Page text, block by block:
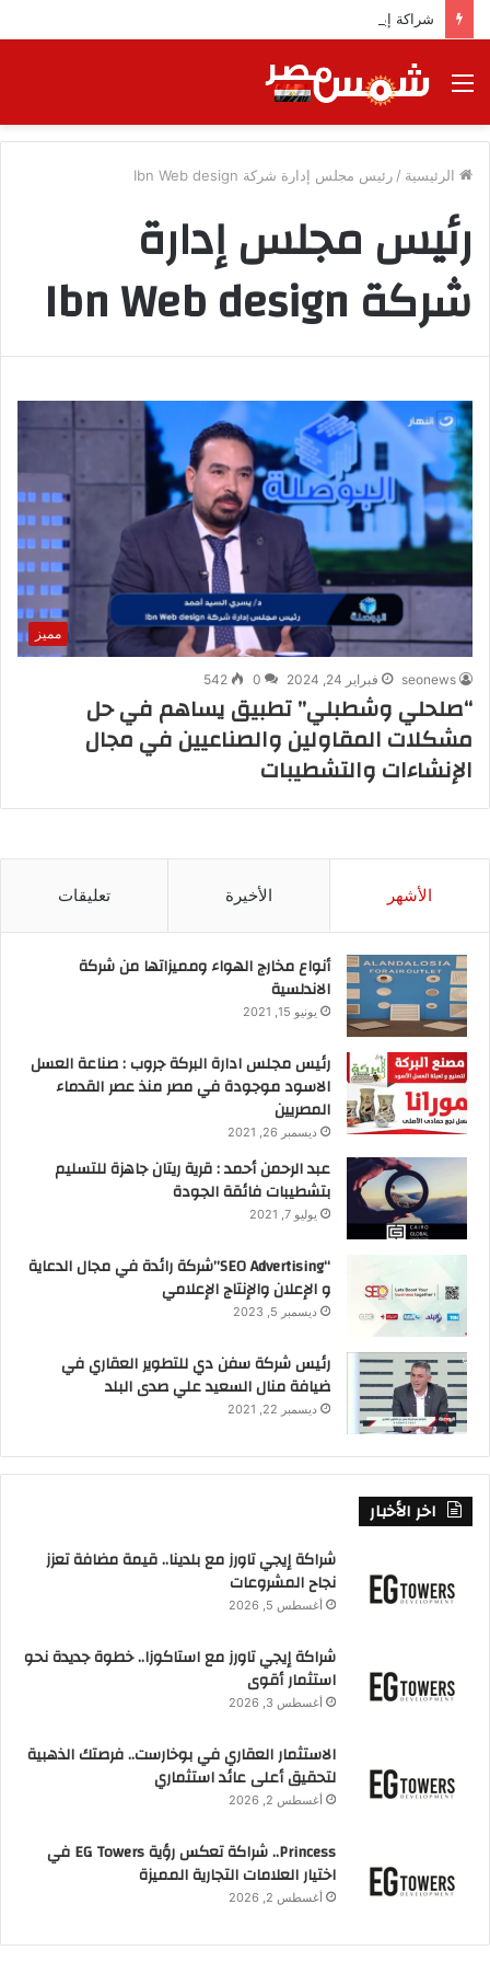
شراكة إيجي تاورز مع بلدينا.. قيمة مضافة تعزز نجاح المشروعات
القائمة
الرئيسية / رئيس مجلس إدارة شركة Ibn Web design
رئيس مجلس إدارة
شركة Ibn Web design
مميز
seonews فبراير 24, 2024 0
542
“صلحلي وشطبلي” تطبيق يساهم في حل
مشكلات المقاولين والصناعيين في مجال
الإنشاءات والتشطيبات
الأشهر الأخيرة تعليقات
أنواع مخارج الهواء ومميزاتها من شركة
الاندلسية
يونيو 15, 2021
رئيس مجلس ادارة البركة جروب : صناعة العسل
الاسود موجودة في مصر منذ عصر القدماء
المصريين
ديسمبر 26, 2021
عبد الرحمن أحمد : قرية ريتان جاهزة للتسليم
بتشطيبات فائقة الجودة
يوليو 7, 2021
“SEO Advertising”شركة رائدة في مجال الدعاية
و الإعلان والإنتاج الإعلامي
ديسمبر 5, 2023
رئيس شركة سفن دي للتطوير العقاري في
ضيافة منال السعيد علي صدى البلد
ديسمبر 22, 2021
اخر الأخبار
شراكة إيجي تاورز مع بلدينا.. قيمة مضافة تعزز
نجاح المشروعات
أغسطس 5, 2026
شراكة إيجي تاورز مع استاكوزا.. خطوة جديدة نحو
استثمار أقوى
أغسطس 3, 2026
الاستثمار العقاري في بوخارست.. فرصتك الذهبية
لتحقيق أعلى عائد استثماري
أغسطس 2, 2026
Princess.. شراكة تعكس رؤية EG Towers في
اختيار العلامات التجارية المميزة
أغسطس 2, 2026